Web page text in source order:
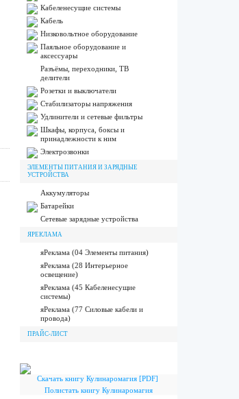
Кабеленесущие системы
Кабель
Низковольтное оборудование
Паяльное оборудование и
аксессуары
Разъёмы, переходники, ТВ
делители
Розетки и выключатели
Стабилизаторы напряжения
Удлинители и сетевые фильтры
Шкафы, корпуса, боксы и
принадлежности к ним
Электрозвонки
ЭЛЕМЕНТЫ ПИТАНИЯ И ЗАРЯДНЫЕ
УСТРОЙСТВА
Аккумуляторы
Батарейки
Сетевые зарядные устройства
ЯРЕКЛАМА
яРеклама (04 Элементы питания)
яРеклама (28 Интерьерное
освещение)
яРеклама (45 Кабеленесущие
системы)
яРеклама (77 Силовые кабели и
провода)
ПРАЙС-ЛИСТ
Скачать книгу Кулинаромагия [PDF]
Полистать книгу Кулинаромагия